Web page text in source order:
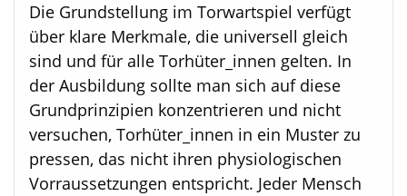
Die Grundstellung im Torwartspiel verfügt
über klare Merkmale, die universell gleich
sind und für alle Torhüter_innen gelten. In
der Ausbildung sollte man sich auf diese
Grundprinzipien konzentrieren und nicht
versuchen, Torhüter_innen in ein Muster zu
pressen, das nicht ihren physiologischen
Vorraussetzungen entspricht. Jeder Mensch